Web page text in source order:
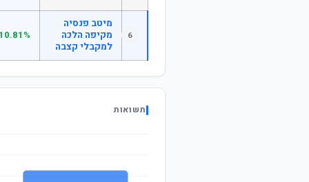
6
מיטב פנסיה
מקיפה הלכה
למקבלי קצבה
תשואות